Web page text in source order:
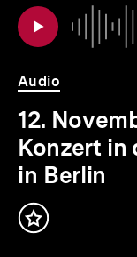
Audio
12.
Konzert in
in Berlin
Inhalt